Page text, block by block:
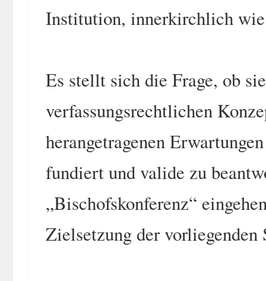
Institution, innerkirchlich
Es stellt sich die Frage, ob
verfassungsrechtlichen
herangetragenen
fundiert und valide zu
„Bischofskonferenz“
Zielsetzung der vorliegenden